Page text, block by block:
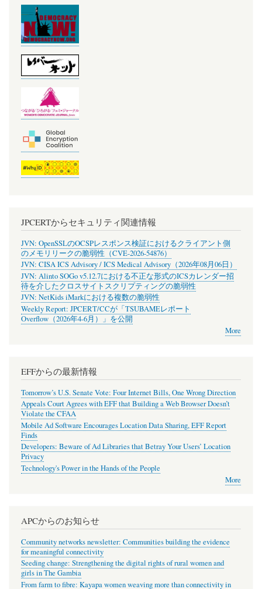
JPCERTからセキュリティ関連情報
JVN: OpenSSLのOCSPレスポンス検証におけるクライアント側
のメモリリークの脆弱性（CVE-2026-54876）
JVN: CISA ICS Advisory / ICS Medical Advisory（2026年08月06日）
JVN: Alinto SOGo v5.12.7における不正な形式のICSカレンダー招
待を介したクロスサイトスクリプティングの脆弱性
JVN: NetKids iMarkにおける複数の脆弱性
Weekly Report: JPCERT/CCが「TSUBAMEレポート
Overflow（2026年4-6月）」を公開
More
EFFからの最新情報
Tomorrow’s U.S. Senate Vote: Four Internet Bills, One Wrong Direction
Appeals Court Agrees with EFF that Building a Web Browser Doesn’t
Violate the CFAA
Mobile Ad Software Encourages Location Data Sharing, EFF Report
Finds
Developers: Beware of Ad Libraries that Betray Your Users’ Location
Privacy
Technology's Power in the Hands of the People
More
APCからのお知らせ
Community networks newsletter: Communities building the evidence
for meaningful connectivity
Seeding change: Strengthening the digital rights of rural women and
girls in The Gambia
From farm to fibre: Kayapa women weaving more than connectivity in